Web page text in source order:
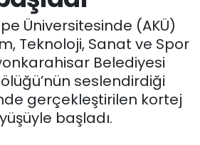
Üniversitesinde (AKÜ)
Teknoloji, Sanat ve Spor
Belediyesi
seslendirdiği
gerçekleştirilen kortej
başladı.
Durumu ve Fikstür